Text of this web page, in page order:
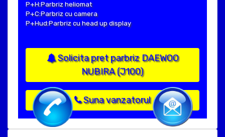
P+H:Parbriz heliomat
P+C:Parbriz cu camera
P+Hud:Parbriz cu head up display
Solicita pret parbriz DAEWOO
NUBIRA (J100)
Suna vanzatorul